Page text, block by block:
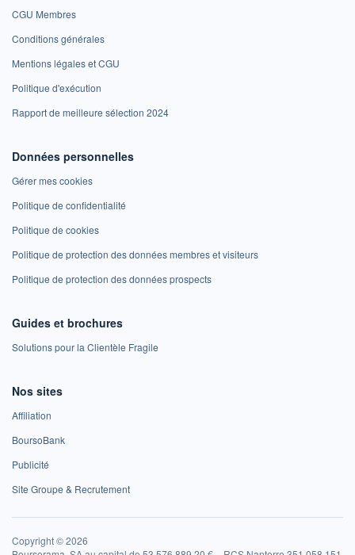
CGU Membres
Conditions générales
Mentions légales et CGU
Politique d'exécution
Rapport de meilleure sélection 2024
Données personnelles
Gérer mes cookies
Politique de confidentialité
Politique de cookies
Politique de protection des données membres et visiteurs
Politique de protection des données prospects
Guides et brochures
Solutions pour la Clientèle Fragile
Nos sites
Affiliation
BoursoBank
Publicité
Site Groupe & Recrutement
Copyright © 2026